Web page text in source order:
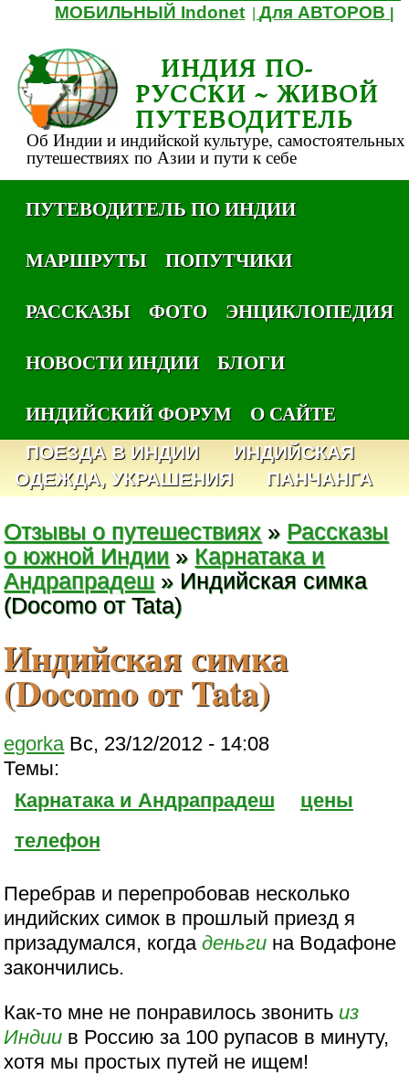
МОБИЛЬНЫЙ Indonet |Для АВТОРОВ
ИНДИЯ ПО-
РУССКИ ~ ЖИВОЙ
ПУТЕВОДИТЕЛЬ
Об Индии и индийской культуре, самостоятельных
путешествиях по Азии и пути к себе
ПУТЕВОДИТЕЛЬ ПО ИНДИИ
МАРШРУТЫ
ПОПУТЧИКИ
РАССКАЗЫ
ФОТО
ЭНЦИКЛОПЕДИЯ
НОВОСТИ ИНДИИ
БЛОГИ
ИНДИЙСКИЙ ФОРУМ
О САЙТЕ
ПОЕЗДА В ИНДИИ
ИНДИЙСКАЯ
ОДЕЖДА, УКРАШЕНИЯ
ПАНЧАНГА
Отзывы о путешествиях » Рассказы
о южной Индии » Карнатака и
Андрапрадеш » Индийская симка
(Docomo от Tata)
Индийская симка
(Docomo от Tata)
egorka Вс, 23/12/2012 - 14:08
Темы:
Карнатака и Андрапрадеш
цены
телефон
Перебрав и перепробовав несколько
индийских симок в прошлый приезд я
призадумался, когдаденьги на Водафоне
закончились.
Как-то мне не понравилось звонить из
Индии в Россию за 100 рупасов в минуту,
хотя мы простых путей не ищем!